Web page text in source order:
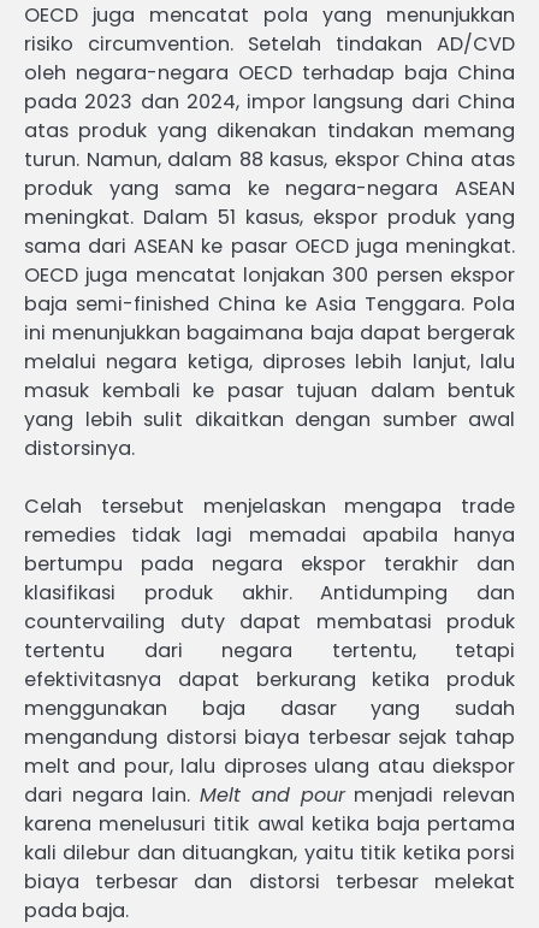
OECD juga mencatat pola yang menunjukkan
risiko circumvention. Setelah tindakan AD/CVD
oleh negara-negara OECD terhadap baja China
pada 2023 dan 2024, impor langsung dari China
atas produk yang dikenakan tindakan memang
turun. Namun, dalam 88 kasus, ekspor China atas
produk yang sama ke negara-negara ASEAN
meningkat. Dalam 51 kasus, ekspor produk yang
sama dari ASEAN ke pasar OECD juga meningkat.
OECD juga mencatat lonjakan 300 persen ekspor
baja semi-finished China ke Asia Tenggara. Pola
ini menunjukkan bagaimana baja dapat bergerak
melalui negara ketiga, diproses lebih lanjut, lalu
masuk kembali ke pasar tujuan dalam bentuk
yang lebih sulit dikaitkan dengan sumber awal
distorsinya.
Celah tersebut menjelaskan mengapa trade
remedies tidak lagi memadai apabila hanya
bertumpu pada negara ekspor terakhir dan
klasifikasi produk akhir. Antidumping dan
countervailing duty dapat membatasi produk
tertentu dari negara tertentu, tetapi
efektivitasnya dapat berkurang ketika produk
menggunakan baja dasar yang sudah
mengandung distorsi biaya terbesar sejak tahap
melt and pour, lalu diproses ulang atau diekspor
dari negara lain.Melt and pourmenjadi relevan
karena menelusuri titik awal ketika baja pertama
kali dilebur dan dituangkan, yaitu titik ketika porsi
biaya terbesar dan distorsi terbesar melekat
pada baja.